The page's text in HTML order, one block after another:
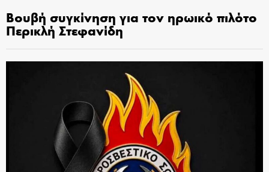
Βουβή συγκίνηση για τον ηρωικό πιλότο
Περικλή Στεφανίδη